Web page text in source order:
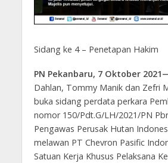
Sidang ke 4 – Penetapan Hakim
PN Pekanbaru, 7 Oktober 2021
Dahlan, Tommy Manik dan Zefri
buka sidang perdata perkara
nomor 150/Pdt.G/LH/2021/PN
Pengawas Perusak Hutan
melawan PT Chevron Pasific
Satuan Kerja Khusus Pelaksana